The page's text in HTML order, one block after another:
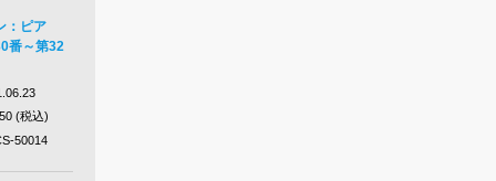
：ピア
番～第32
(税込)
50014